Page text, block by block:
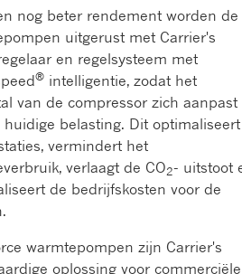
nog beter rendement worden de
uitgerust met Carrier's
en regelsysteem met
®intelligentie, zodat het
van de compressor zich aanpast
huidige belasting. Dit optimaliseert
vermindert het
verlaagt de CO2- uitstoot
de bedrijfskosten voor de
warmtepompen zijn Carrier's
oplossing voor commerciële